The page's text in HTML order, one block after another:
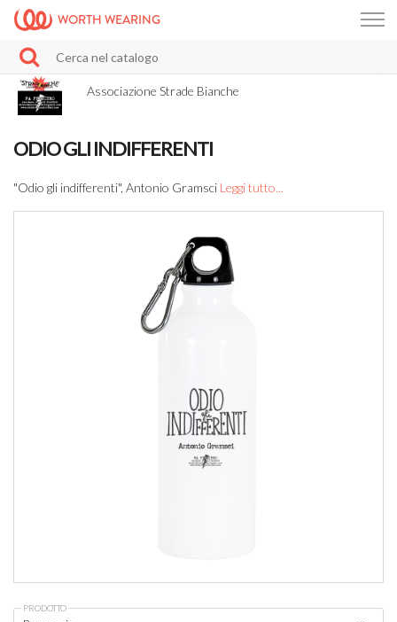
WORTH WEARING
Associazione Strade Bianche
ODIO GLI INDIFFERENTI
"Odio gli indifferenti", Antonio Gramsci Leggi tutto...
PRODOTTO